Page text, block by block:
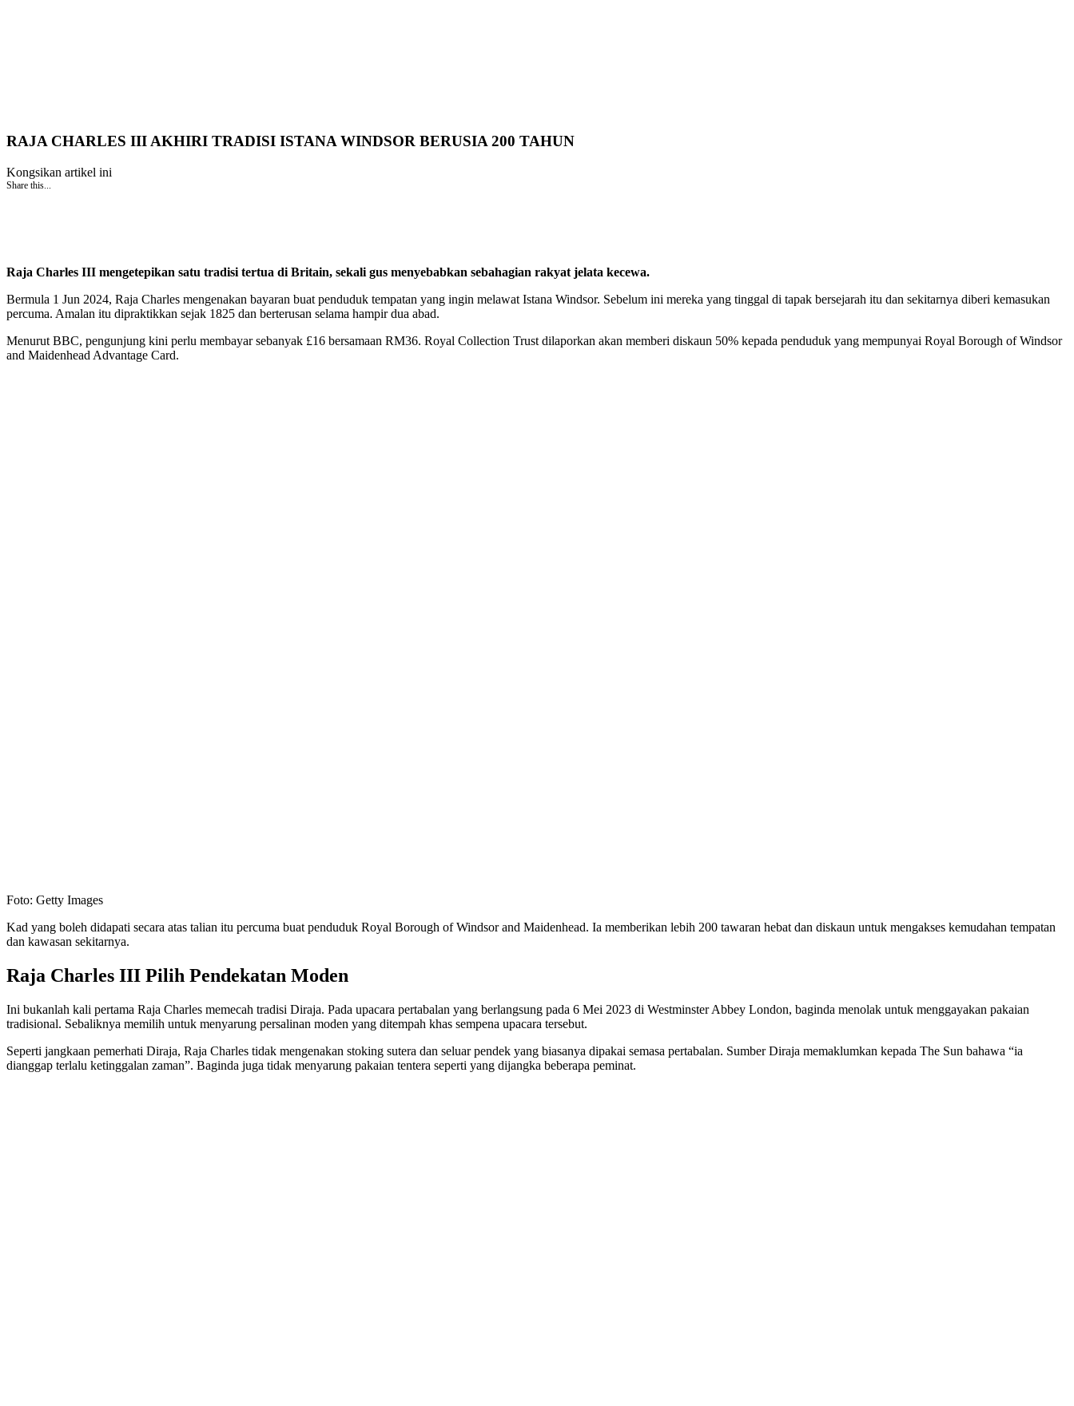
RAJA CHARLES III AKHIRI TRADISI ISTANA WINDSOR BERUSIA 200 TAHUN
Kongsikan artikel ini
Share this...
Raja Charles III mengetepikan satu tradisi tertua di Britain, sekali gus menyebabkan sebahagian rakyat jelata kecewa.
Bermula 1 Jun 2024, Raja Charles mengenakan bayaran buat penduduk tempatan yang ingin melawat Istana Windsor. Sebelum ini mereka yang tinggal di tapak bersejarah itu dan sekitarnya diberi kemasukan
percuma. Amalan itu dipraktikkan sejak 1825 dan berterusan selama hampir dua abad.
Menurut BBC, pengunjung kini perlu membayar sebanyak £16 bersamaan RM36. Royal Collection Trust dilaporkan akan memberi diskaun 50% kepada penduduk yang mempunyai Royal Borough of Windsor
and Maidenhead Advantage Card.
Foto: Getty Images
Kad yang boleh didapati secara atas talian itu percuma buat penduduk Royal Borough of Windsor and Maidenhead. Ia memberikan lebih 200 tawaran hebat dan diskaun untuk mengakses kemudahan tempatan
dan kawasan sekitarnya.
Raja Charles III Pilih Pendekatan Moden
Ini bukanlah kali pertama Raja Charles memecah tradisi Diraja. Pada upacara pertabalan yang berlangsung pada 6 Mei 2023 di Westminster Abbey London, baginda menolak untuk menggayakan pakaian
tradisional. Sebaliknya memilih untuk menyarung persalinan moden yang ditempah khas sempena upacara tersebut.
Seperti jangkaan pemerhati Diraja, Raja Charles tidak mengenakan stoking sutera dan seluar pendek yang biasanya dipakai semasa pertabalan. Sumber Diraja memaklumkan kepada The Sun bahawa “ia
dianggap terlalu ketinggalan zaman”. Baginda juga tidak menyarung pakaian tentera seperti yang dijangka beberapa peminat.